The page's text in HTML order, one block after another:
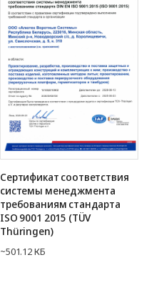
Сертификат соответствия
системы менеджмента
требованиям стандарта
ISO 9001 2015 (TÜV
Thüringen)
~501.12 КБ